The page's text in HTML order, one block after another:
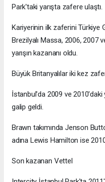
Park'taki yarışta zafere ulaştı.
Kariyerinin ilk zaferini Türkiye
Brezilyalı Massa, 2006, 2007
yarışın kazananı oldu.
Büyük Britanyalılar iki kez
İstanbul'da 2009 ve 2010'daki
galip geldi.
Brawn takımında Jenson
adına Lewis Hamilton ise
Son kazanan Vettel